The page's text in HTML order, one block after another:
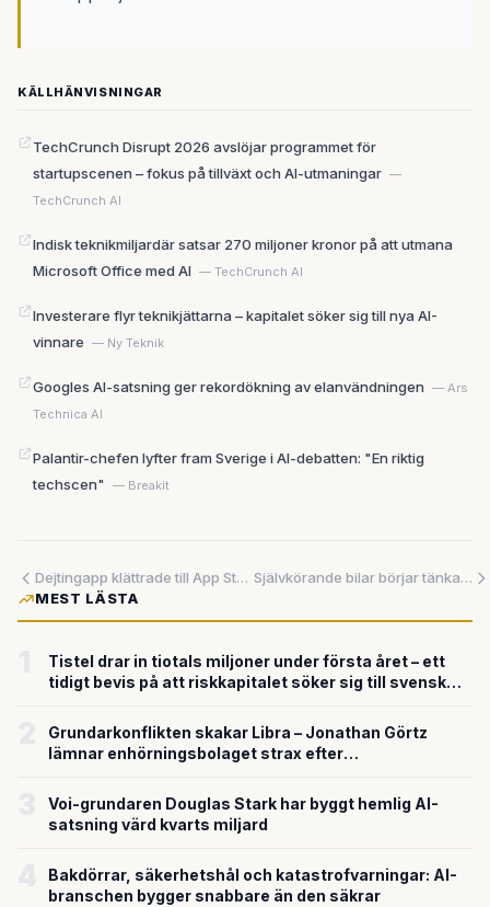
KÄLLHÄNVISNINGAR
TechCrunch Disrupt 2026 avslöjar programmet för
startupscenen – fokus på tillväxt och AI-utmaningar —
TechCrunch AI
Indisk teknikmiljardär satsar 270 miljoner kronor på att utmana
Microsoft Office med AI — TechCrunch AI
Investerare flyr teknikjättarna – kapitalet söker sig till nya AI-
vinnare — Ny Teknik
Googles AI-satsning ger rekordökning av elanvändningen — Ars
Technica AI
Palantir-chefen lyfter fram Sverige i AI-debatten: "En riktig
techscen"
— Breakit
Dejtingapp klättrade till App Store-toppen med nätverk av AI-skapade skenprofiler – avslöjar en ny typ av automatiserat digitalt bedrägeri
Självkörande bilar börjar tänka som erfarna förare – men kan vi lita på dem?
MEST LÄSTA
Tistel drar in tiotals miljoner under första året – ett
tidigt bevis på att riskkapitalet söker sig till svensk
Grundarkonflikten skakar Libra – Jonathan Görtz
lämnar enhörningsbolaget strax efter
Voi-grundaren Douglas Stark har byggt hemlig AI-
satsning värd kvarts miljard
Bakdörrar, säkerhetshål och katastrofvarningar: AI-
branschen bygger snabbare än den säkrar